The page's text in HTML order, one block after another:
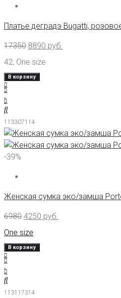
Платье деградэ Bugatti,
17350 8890 руб.
42, One size
В корзину
113307114
-39%
Женская сумка эко/замша
6980 4250 руб.
One size
В корзину
113117314